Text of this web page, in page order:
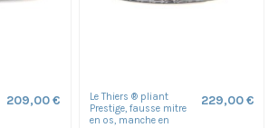
209,00 €
Le Thiers ® pliant
Prestige, fausse mitre
en os, manche en
229,00 €